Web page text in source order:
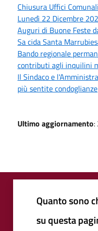
Chiusura Uffici
Lunedì 22 Dicembre
Auguri di Buone Feste
Sa cida Santa
Bando regionale
contributi agli inquilini
Il Sindaco e
più sentite condoglianze
Ultimo aggiornamento:
Quanto sono
su questa